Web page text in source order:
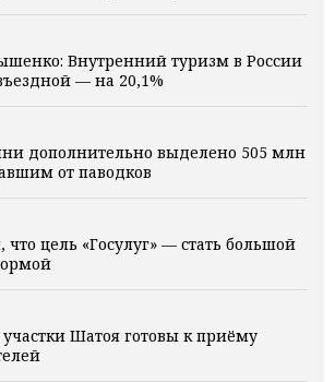
Внутренний туризм в России
— на 20,1%
дополнительно выделено 505 млн
от паводков
что цель «Госулуг» — стать большой
Шатоя готовы к приёму